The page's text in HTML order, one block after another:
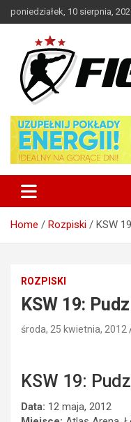
to
poniedziałek, 10 sierpnia,
FIGHT24.PL
Home Rozpiski KSW
ROZPISKI
KSW 19:
środa, 25 kwietnia, 2012
KSW 19:
Data: 12 maja, 2012